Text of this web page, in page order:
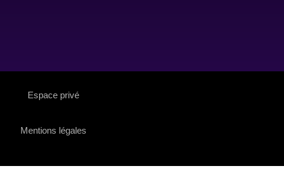
Espace privé
Mentions légales